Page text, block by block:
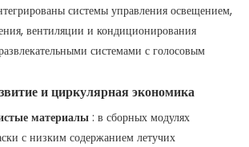
системы управления освещением,
вентиляции и кондиционирования
системами с голосовым
и циркулярная экономика
материалы: в сборных модулях
с низким содержанием летучих